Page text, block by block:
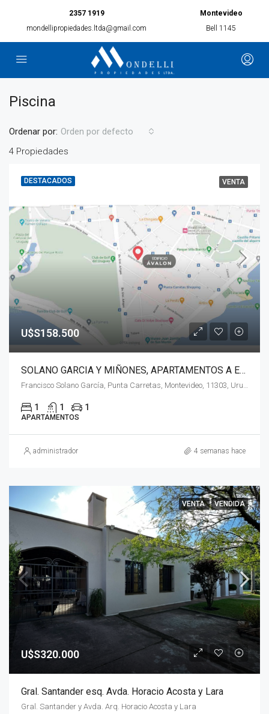
2357 1919
mondellipropiedades.ltda@gmail.com
Montevideo
Bell 1145
Piscina
4 Propiedades
Ordenar por: Orden por defecto
DESTACADOS VENTA
U$S158.500
SOLANO GARCIA Y MIÑONES, APARTAMENTOS A ESTRENAR!!
1 1 1
APARTAMENTOS
administrador 4 semanas hace
VENTA VENDIDA
U$S320.000
Gral. Santander esq. Avda. Horacio Acosta y Lara
Gral. Santander y Avda. Arq. Horacio Acosta y Lara